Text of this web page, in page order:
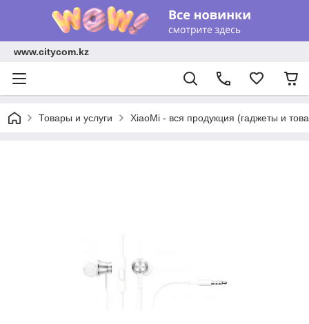
www.citycom.kz
Товары и услуги XiaoMi - вся продукция (гаджеты и